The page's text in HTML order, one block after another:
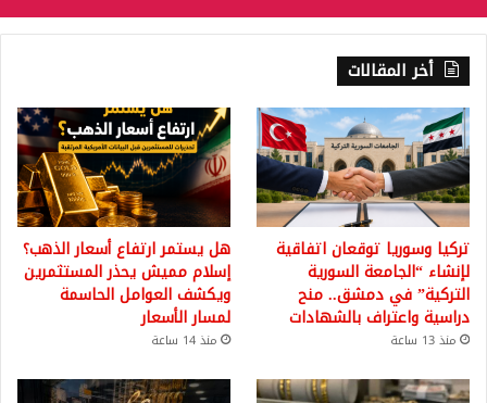
أخر المقالات
تركيا وسوريا توقعان اتفاقية
لإنشاء “الجامعة السورية
التركية” في دمشق.. منح
دراسية واعتراف بالشهادات
منذ 13 ساعة
هل يستمر ارتفاع أسعار الذهب؟
إسلام مميش يحذر المستثمرين
ويكشف العوامل الحاسمة
لمسار الأسعار
منذ 14 ساعة